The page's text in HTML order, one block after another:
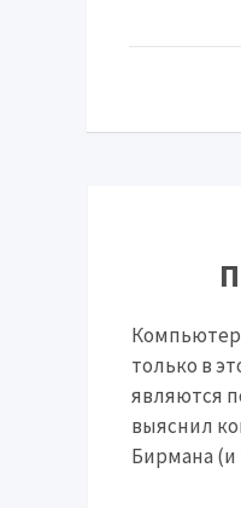
только в
являются
выяснил
Бирмана (и